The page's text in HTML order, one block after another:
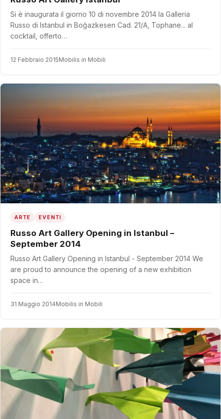
Si è inaugurata il giorno 10 di novembre 2014 la Galleria
Russo di Istanbul in Boğazkesen Cad. 21/A, Tophane... al
cocktail, offerto…
12 Febbraio 2015Mobilis in Mobili
ARTE EVENTI
Russo Art Gallery Opening in Istanbul –
September 2014
Russo Art Gallery Opening in Istanbul - September 2014 We
are proud to announce the opening of a new exhibition
space in…
31 Maggio 2014Mobilis in Mobili